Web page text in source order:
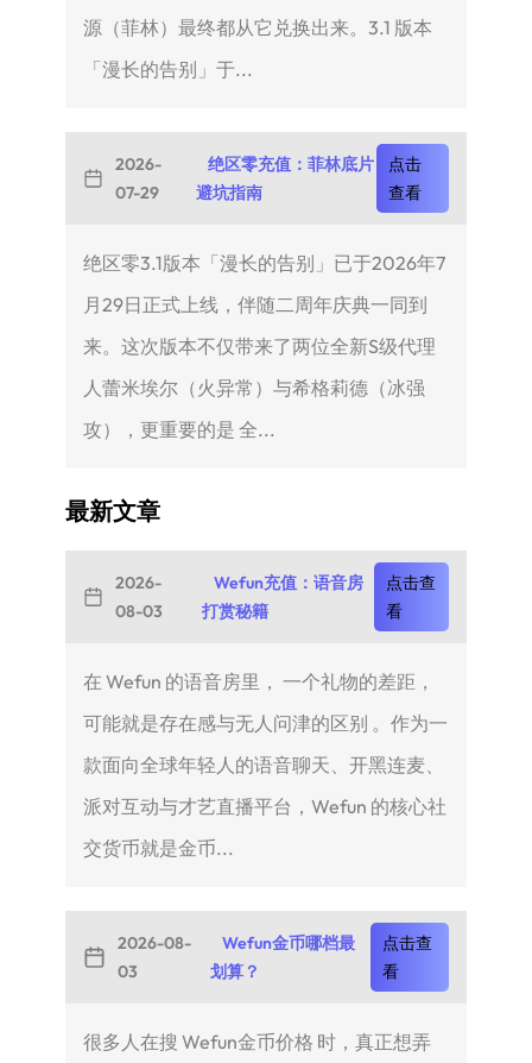
源（菲林）最终都从它兑换出来。3.1 版本
「漫长的告别」于...
2026-
07-29
绝区零充值：菲林底片
避坑指南
点击
查看
绝区零3.1版本「漫长的告别」已于2026年7
月29日正式上线，伴随二周年庆典一同到
来。这次版本不仅带来了两位全新S级代理
人蕾米埃尔（火异常）与希格莉德（冰强
攻），更重要的是 全...
最新文章
2026-
08-03
Wefun充值：语音房
打赏秘籍
点击查
看
在 Wefun 的语音房里， 一个礼物的差距，
可能就是存在感与无人问津的区别 。作为一
款面向全球年轻人的语音聊天、开黑连麦、
派对互动与才艺直播平台，Wefun 的核心社
交货币就是金币...
2026-08-
03
Wefun金币哪档最
划算？
点击查
看
很多人在搜 Wefun金币价格 时，真正想弄